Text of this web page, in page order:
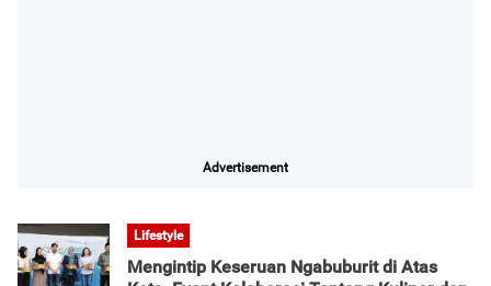
Advertisement
Lifestyle
Mengintip Keseruan Ngabuburit di Atas